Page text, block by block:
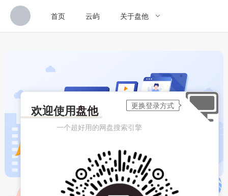
首页 云屿 关于盘他
欢迎使用盘他
一个超好用的网盘搜索引擎